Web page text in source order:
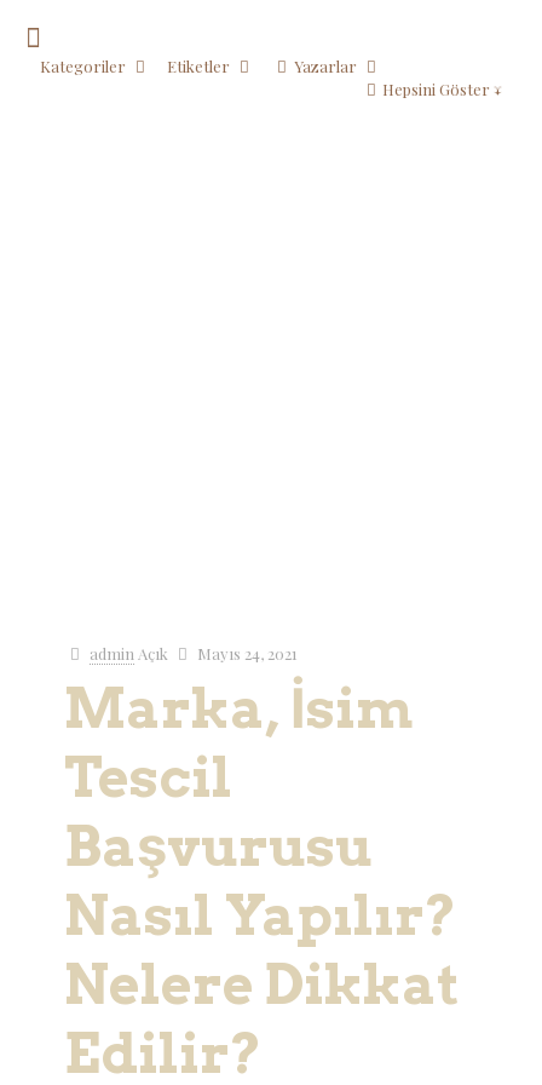
Kategoriler Etiketler
Yazarlar
Hepsini Göster ↓
admin Açık Mayıs 24, 2021
Marka, İsim
Tescil
Başvurusu
Nasıl Yapılır?
Nelere Dikkat
Edilir?